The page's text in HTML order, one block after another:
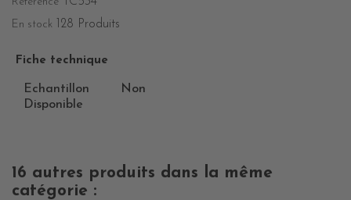
En stock 128 Produits
Fiche technique
Echantillon
Disponible
Non
16 autres produits dans la même
catégorie :